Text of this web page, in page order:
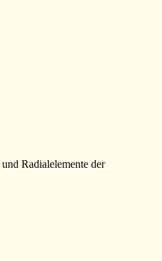
Radialelemente der